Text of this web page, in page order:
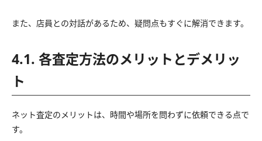
また、店員との対話があるため、疑問点もすぐに解消できます。
4.1. 各査定方法のメリットとデメリッ
ト
ネット査定のメリットは、時間や場所を問わずに依頼できる点で
す。